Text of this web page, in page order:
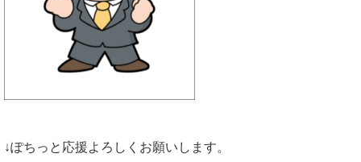
↓ぽちっと応援よろしくお願いします。